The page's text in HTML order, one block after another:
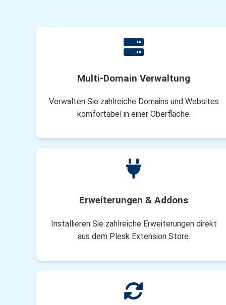
Multi-Domain Verwaltung
Verwalten Sie zahlreiche Domains und Websites
komfortabel in einer Oberfläche.
Erweiterungen & Addons
Installieren Sie zahlreiche Erweiterungen direkt
aus dem Plesk Extension Store.